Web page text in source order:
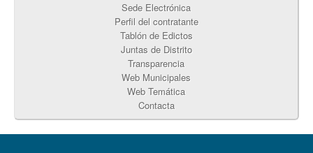
Sede Electrónica
Perfil del contratante
Tablón de Edictos
Juntas de Distrito
Transparencia
Web Municipales
Web Temática
Contacta